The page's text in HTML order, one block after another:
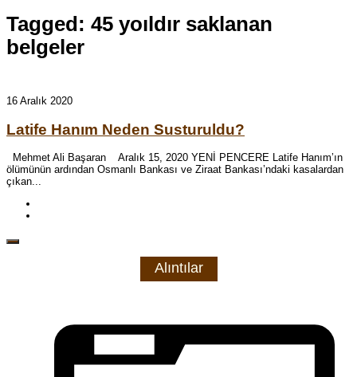
Tagged: 45 yoıldır saklanan
belgeler
16 Aralık 2020
Latife Hanım Neden Susturuldu?
Mehmet Ali Başaran Aralık 15, 2020 YENİ PENCERE Latife Hanım’ın
ölümünün ardından Osmanlı Bankası ve Ziraat Bankası’ndaki kasalardan
çıkan...
Alıntılar